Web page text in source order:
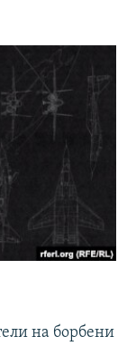
на борбени